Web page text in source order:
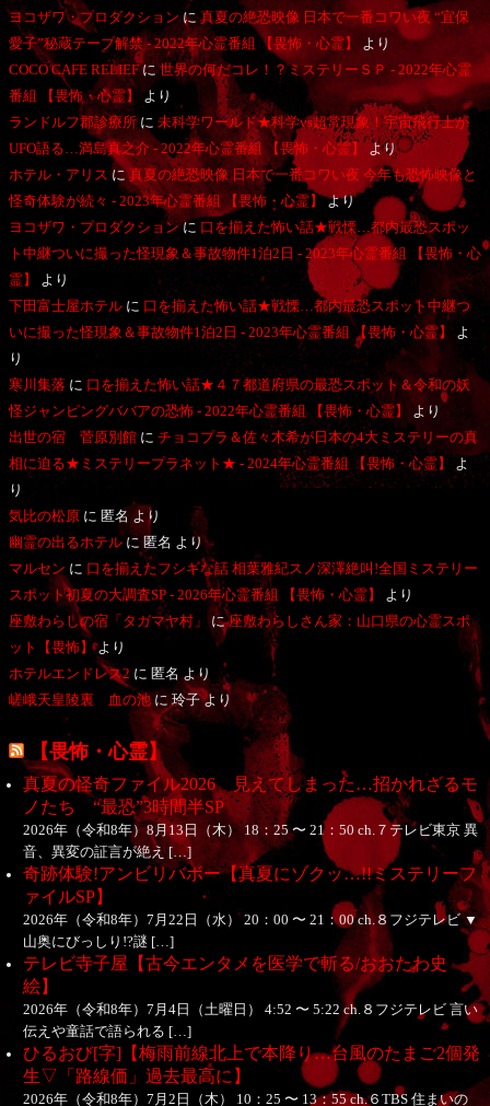
ヨコザワ・プロダクションに真夏の絶恐映像 日本で一番コワい夜 “宜保
愛子”秘蔵テープ解禁 - 2022年心霊番組 【畏怖・心霊】
より
COCO CAFE RELIEFに世界の何だコレ！？ミステリーＳＰ - 2022年心霊
番組 【畏怖・心霊】
より
ランドルフ郡診療所に 未科学ワールド★科学vs超常現象！宇宙飛行士が
UFO語る…満島真之介 - 2022年心霊番組 【畏怖・心霊】より
ホテル・アリスに真夏の絶恐映像 日本で一番コワい夜 今年も恐怖映像と
怪奇体験が続々 - 2023年心霊番組 【畏怖・心霊】より
ヨコザワ・プロダクションに 口を揃えた怖い話★戦慄…都内最恐スポッ
ト中継ついに撮った怪現象＆事故物件1泊2日 - 2023年心霊番組 【畏怖・心
霊】
より
下田富士屋ホテル に 口を揃えた怖い話★戦慄…都内最恐スポット中継つ
いに撮った怪現象＆事故物件1泊2日 - 2023年心霊番組 【畏怖・心霊】
よ
り
寒川集落 に 口を揃えた怖い話★４７都道府県の最恐スポット＆令和の妖
怪ジャンピングババアの恐怖 - 2022年心霊番組 【畏怖・心霊】
より
出世の宿 菅原別館 に チョコプラ＆佐々木希が日本の4大ミステリーの真
相に迫る★ミステリープラネット★ - 2024年心霊番組 【畏怖・心霊】
よ
り
気比の松原 に 匿名 より
幽霊の出るホテル に匿名 より
マルセン に 口を揃えたフシギな話 相葉雅紀スノ深澤絶叫!全国ミステリー
スポット初夏の大調査SP - 2026年心霊番組 【畏怖・心霊】
より
座敷わらしの宿「タガマヤ村」 に座敷わらしさん家：山口県の心霊スポ
ット【畏怖】より
ホテルエンドレス2 に 匿名 より
嵯峨天皇陵裏 血の池 に玲子より
【畏怖・心霊】
真夏の怪奇ファイル2026 見えてしまった…招かれざるモ
ノたち “最恐”3時間半SP
2026年（令和8年）8月13日（木） 18：25 〜 21：50 ch.７テレビ東京 異
音、異変の証言が絶え […]
奇跡体験!アンビリバボー【真夏にゾクッ…!!ミステリーフ
ァイルSP】
2026年（令和8年）7月22日（水） 20：00 〜 21：00 ch.８フジテレビ ▼
山奥にびっしり!?謎 […]
テレビ寺子屋【古今エンタメを医学で斬る/おおたわ史
絵】
2026年（令和8年）7月4日（土曜日） 4:52 〜 5:22 ch.８フジテレビ 言い
伝えや童話で語られる […]
ひるおび[字]【梅雨前線北上で本降り…台風のたまご2個発
生▽「路線価」過去最高に】
2026年（令和8年）7月2日（木） 10：25 〜 13：55 ch.６TBS 住まいの